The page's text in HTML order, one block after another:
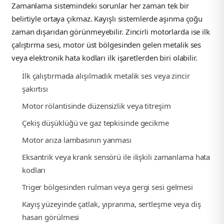
Zamanlama sistemindeki sorunlar her zaman tek bir
belirtiyle ortaya çıkmaz. Kayışlı sistemlerde aşınma çoğu
zaman dışarıdan görünmeyebilir. Zincirli motorlarda ise ilk
çalıştırma sesi, motor üst bölgesinden gelen metalik ses
veya elektronik hata kodları ilk işaretlerden biri olabilir.
İlk çalıştırmada alışılmadık metalik ses veya zincir
şakırtısı
Motor rölantisinde düzensizlik veya titreşim
Çekiş düşüklüğü ve gaz tepkisinde gecikme
Motor arıza lambasının yanması
Eksantrik veya krank sensörü ile ilişkili zamanlama hata
kodları
Triger bölgesinden rulman veya gergi sesi gelmesi
Kayış yüzeyinde çatlak, yıpranma, sertleşme veya diş
hasarı görülmesi